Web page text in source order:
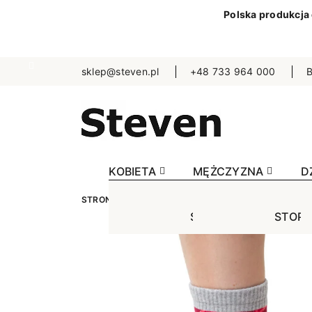
Polska produkcja
sklep@steven.pl +48 733 964 000
KOBIETA
STOPKI
Niewidoczne
Wzorowane
Bezuciskowe
MĘŻCZYZNA
STOPKI
STRONA GŁÓWNA